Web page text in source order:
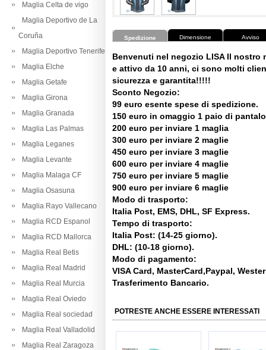
Maglia Celta de vigo
Maglia Deportivo de La
Coruña
Maglia Deportivo Tenerife
Maglia Elche
Maglia Getafe
Maglia Girona
Maglia Granada
Maglia Las Palmas
Maglia Leganes
Maglia Levante
Maglia Malaga CF
Maglia Osasuna
Maglia Rayo Vallecano
Maglia RCD Espanol
Maglia RCD Mallorca
Maglia Real Betis
Maglia Real Madrid
Maglia Real Murcia
Maglia Real Oviedo
Maglia Real sociedad
Maglia Real Valladolid
Maglia Real Zaragoza
Spedizione Dimensione Avviso
Benvenuti nel negozio LISA Il nostro
e attivo da 10 anni, ci sono molti
sicurezza e garantita!!!!!
Sconto Negozio:
99 euro esente spese di spedizione.
150 euro in omaggio 1 paio di
200 euro per inviare 1 maglia
300 euro per inviare 2 maglie
450 euro per inviare 3 maglie
600 euro per inviare 4 maglie
750 euro per inviare 5 maglie
900 euro per inviare 6 maglie
Modo di trasporto:
Italia Post, EMS, DHL, SF Express.
Tempo di trasporto:
Italia Post: (14-25 giorno).
DHL: (10-18 giorno).
Modo di pagamento:
VISA Card, MasterCard,Paypal,
Trasferimento Bancario.
POTRESTE ANCHE ESSERE INTERESSATI